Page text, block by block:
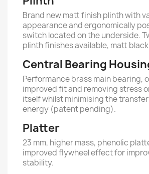
Brand new matt finish plinth with
appearance and ergonomically
switch located on the underside.
plinth finishes available, matt
Central Bearing
Performance brass main bearing,
improved fit and removing stress
itself whilst minimising the
energy (patent pending).
Platter
23 mm, higher mass, phenolic
improved flywheel effect for
stability.